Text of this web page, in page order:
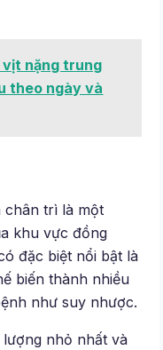
nặng trung
theo ngày và
chân trì là một
khu vực đồng
đặc biệt nổi bật là
biến thành nhiều
như suy nhược.
lượng nhỏ nhất và